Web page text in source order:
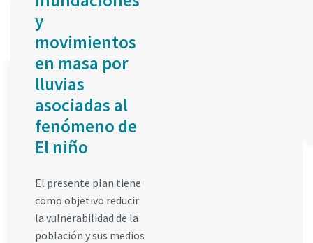
y
movimientos
en masa por
lluvias
asociadas al
fenómeno de
El niño
El presente plan tiene
como objetivo reducir
la vulnerabilidad de la
población y sus medios